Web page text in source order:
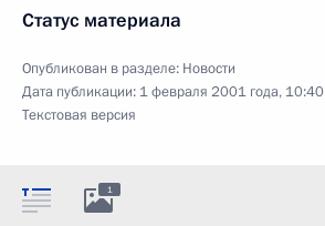
Статус материала
Опубликован в разделе: Новости
Дата публикации: 1 февраля 2001 года, 10:40
Текстовая версия
1